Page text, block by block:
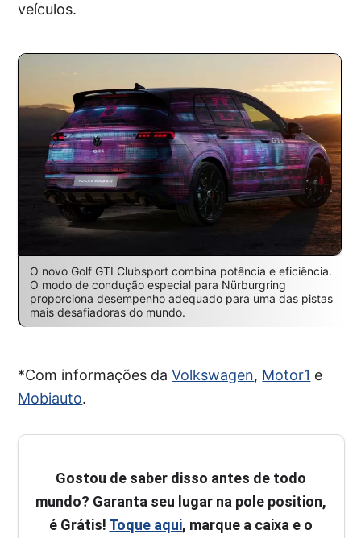
veículos.
O novo Golf GTI Clubsport combina potência e eficiência.
O modo de condução especial para Nürburgring
proporciona desempenho adequado para uma das pistas
mais desafiadoras do mundo.
*Com informações daVolkswagen, Motor1 e
Mobiauto.
Gostou de saber disso antes de todo
mundo? Garanta seu lugar na pole position,
é Grátis! Toque aqui, marque a caixa e o